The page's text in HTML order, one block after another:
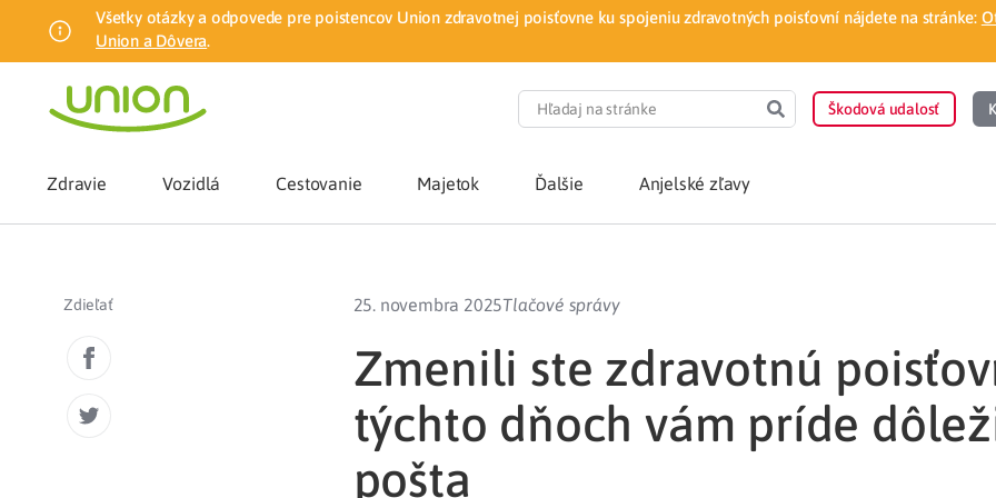
Všetky otázky a odpovede pre poistencov Union zdravotnej poisťovne ku spojeniu zdravotných poisťovní nájdete na stránke:
Union a Dôvera.
Škodová udalosť
Zdravie
Zmena zdravotnej poisťovne
Union mobilná aplikácia
Poistenie novorodenca v pohodlí domova
Vyhľadať lekára
Kúpeľná
Vozidlá Cestovanie Majetok Ďalšie Anjelské zľavy
Zdieľať 25. novembra 2025Tlačové správy
Zmenili ste zdravotnú
týchto dňoch vám príde
pošta